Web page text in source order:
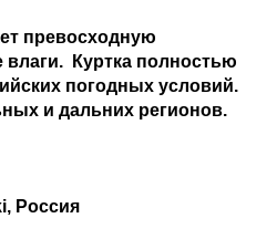
превосходную
Куртка полностью
погодных условий.
и дальних регионов.
Россия